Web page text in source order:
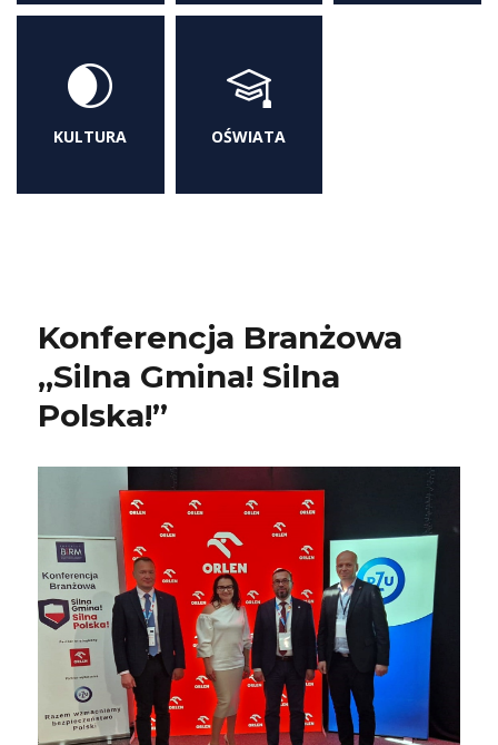
KULTURA OŚWIATA
Konferencja Branżowa
„Silna Gmina! Silna
Polska!”